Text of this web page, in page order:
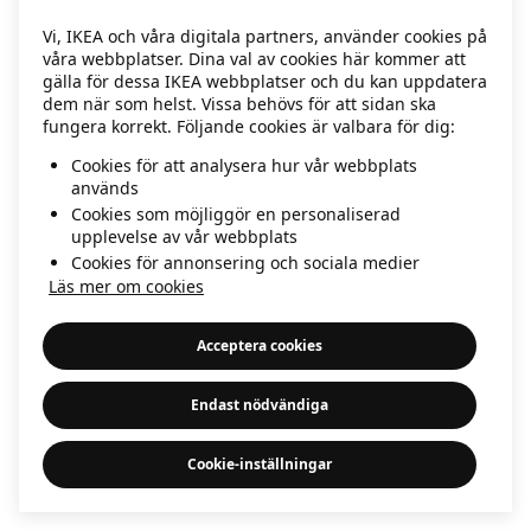
information)
Vi, IKEA och våra digitala partners, använder cookies på
våra webbplatser. Dina val av cookies här kommer att
gälla för dessa IKEA webbplatser och du kan uppdatera
dem när som helst. Vissa behövs för att sidan ska
fungera korrekt. Följande cookies är valbara för dig:
Cookies för att analysera hur vår webbplats
används
Cookies som möjliggör en personaliserad
upplevelse av vår webbplats
Cookies för annonsering och sociala medier
Läs mer om cookies
Acceptera cookies
Endast nödvändiga
Cookie-inställningar